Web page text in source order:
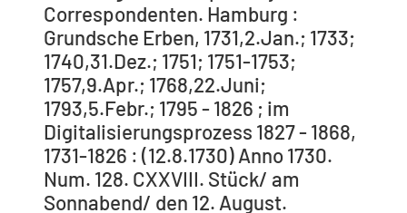
Correspondenten. Hamburg :
Grundsche Erben, 1731,2.Jan.; 1733;
1740,31.Dez.; 1751; 1751-1753;
1757,9.Apr.; 1768,22.Juni;
1793,5.Febr.; 1795 - 1826 ; im
Digitalisierungsprozess 1827 - 1868,
1731-1826 : (12.8.1730) Anno 1730.
Num. 128. CXXVIII. Stück/ am
Sonnabend/ den 12. August.